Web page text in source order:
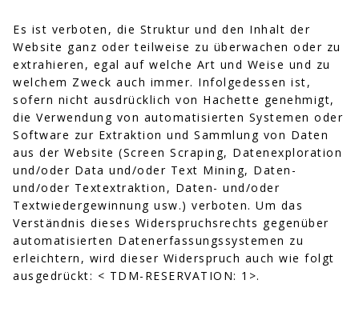
Es ist verboten, die Struktur und den Inhalt der
Website ganz oder teilweise zu überwachen oder zu
extrahieren, egal auf welche Art und Weise und zu
welchem Zweck auch immer. Infolgedessen ist,
sofern nicht ausdrücklich von Hachette genehmigt,
die Verwendung von automatisierten Systemen oder
Software zur Extraktion und Sammlung von Daten
aus der Website (Screen Scraping, Datenexploration
und/oder Data und/oder Text Mining, Daten-
und/oder Textextraktion, Daten- und/oder
Textwiedergewinnung usw.) verboten. Um das
Verständnis dieses Widerspruchsrechts gegenüber
automatisierten Datenerfassungssystemen zu
erleichtern, wird dieser Widerspruch auch wie folgt
ausgedrückt: < TDM-RESERVATION: 1>.